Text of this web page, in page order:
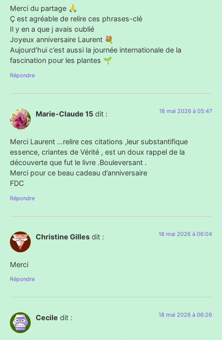
Merci du partage 🙏
Ç est agréable de relire ces phrases-clé
Il y en a que j avais oublié
Joyeux anniversaire Laurent 💐
Aujourd’hui c’est aussi la journée internationale de la
fascination pour les plantes 🌱
Répondre
Marie-Claude 15 dit : 18 mai 2026 à 05:47
Merci Laurent …relire ces citations ,leur substantifique
essence, criantes de Vérité , est un doux rappel de la
découverte que fut le livre .Bouleversant .
Merci pour ce beau cadeau d’anniversaire
FDC
Répondre
Christine Gilles dit : 18 mai 2026 à 06:04
Merci
Répondre
Cecile dit : 18 mai 2026 à 06:26